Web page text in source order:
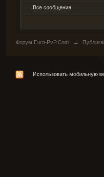
Все сообщения
Форум Euro-PvP.Com →
Использовать мобильную